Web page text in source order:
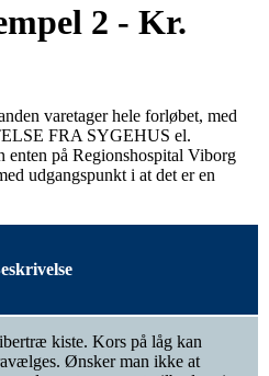
2 - Kr.
varetager hele forløbet, med
FRA SYGEHUS el.
på Regionshospital Viborg
udgangspunkt i at det er en
kiste. Kors på låg kan
Ønsker man ikke at